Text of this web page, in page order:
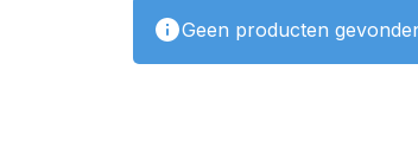
Geen producten